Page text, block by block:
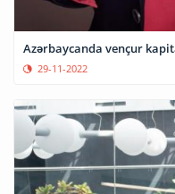
Azərbaycanda
29-11-2022